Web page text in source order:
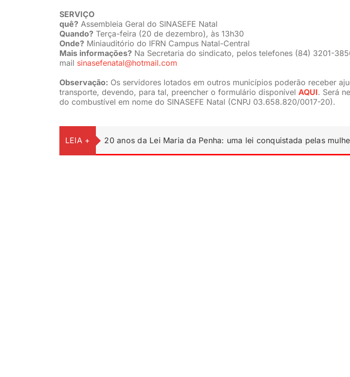
SERVIÇO
quê? Assembleia Geral do SINASEFE Natal
Quando? Terça-feira (20 de dezembro), às 13h30
Onde? Miniauditório do IFRN Campus Natal-Central
Mais informações? Na Secretaria do sindicato, pelos telefones (84) 3201-
mail sinasefenatal@hotmail.com
Observação: Os servidores lotados em outros municípios poderão receber
transporte, devendo, para tal, preencher o formulário disponível AQUI. Será
do combustível em nome do SINASEFE Natal (CNPJ 03.658.820/0017-20).
LEIA + 20 anos da Lei Maria da Penha: uma lei conquistada pelas